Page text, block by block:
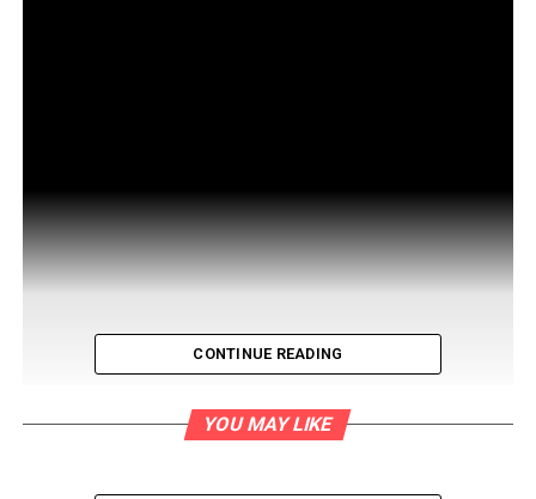
VOLUMEN VELOCIDAD
En una jornada cívica de educación jurídica, impulsada
Justicia de Lima Norte, en el asentamiento humano El
CONTINUE READING
YOU MAY LIKE